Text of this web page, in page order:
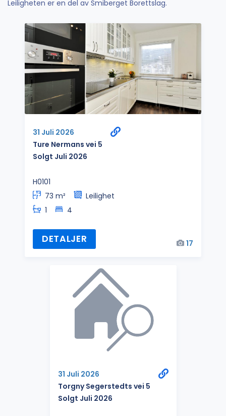
Leiligheten er en del av Smiberget Borettslag.
31 Juli 2026
Ture Nermans vei 5
Solgt Juli 2026
H0101
73 m²
Leilighet
1
4
DETALJER 17
31 Juli 2026
Torgny Segerstedts vei 5
Solgt Juli 2026